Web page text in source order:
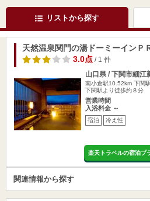
リストから探す
天然温泉関門の湯ドーミーインＰ
3.0点/ 1 件
山口県 / 下関市細江
南小倉駅10.52km 下関
下関駅より徒歩約８分
営業時間
入浴料金 ～
宿泊 冷え性
楽天トラベルの宿泊プ
関連情報から探す